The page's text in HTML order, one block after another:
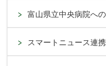
富山県立中央病院へ
スマートニュース連携